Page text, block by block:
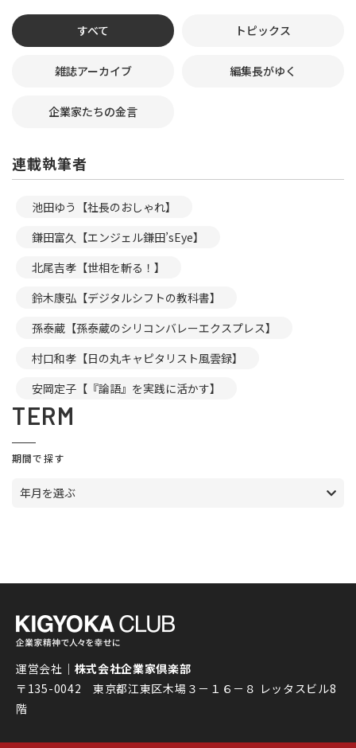
すべて トピックス
雑誌アーカイブ 編集長がゆく
企業家たちの金言
連載執筆者
池田ゆう【社長のおしゃれ】
鎌田富久【エンジェル鎌田’sEye】
北尾吉孝【世相を斬る！】
鈴木康弘【デジタルシフトの教科書】
孫泰蔵【孫泰蔵のシリコンバレーエクスプレス】
村口和孝【日の丸キャピタリスト風雲録】
安岡定子【『論語』を実践に活かす】
TERM
期間で探す
年月を選ぶ
運営会社｜ 株式会社企業家倶楽部
〒135-0042 東京都江東区木場３－１６－８ レッタスビル8
階